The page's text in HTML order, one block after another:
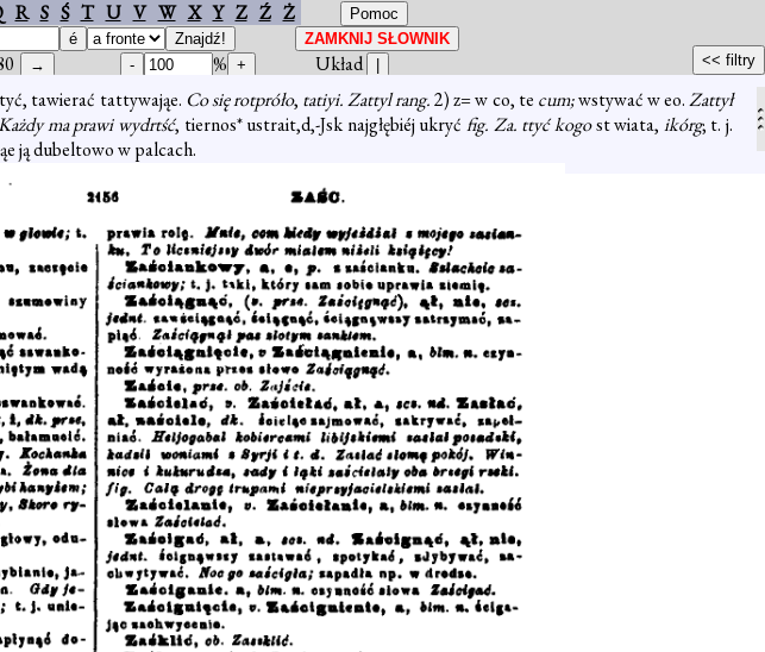
R S Ś T U V W X Y Z Ź Ż
%
Układ
tawierać tattywająe. Co się rotpróło, tatiyi. Zattyl rang.2) z= w co, te cum;wstywać w eo.Zattył
ma prawi wydrtść, tiernos* ustrait,d,-Jsk najgłębiéj ukryćfig. Za. ttyć kogost wiata, ikórg; t. j.
ją dubeltowo w palcach.